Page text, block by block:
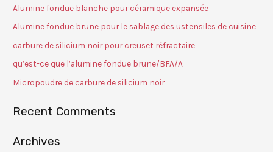
Alumine fondue blanche pour céramique expansée
Alumine fondue brune pour le sablage des ustensiles de cuisine
carbure de silicium noir pour creuset réfractaire
qu’est-ce que l’alumine fondue brune/BFA/A
Micropoudre de carbure de silicium noir
Recent Comments
Archives